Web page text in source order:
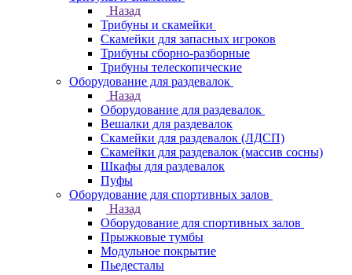
Назад
Трибуны и скамейки
Скамейки для запасных игроков
Трибуны сборно-разборные
Трибуны телескопические
Оборудование для раздевалок
Назад
Оборудование для раздевалок
Вешалки для раздевалок
Скамейки для раздевалок (ЛДСП)
Скамейки для раздевалок (массив сосны)
Шкафы для раздевалок
Пуфы
Оборудование для спортивных залов
Назад
Оборудование для спортивных залов
Прыжковые тумбы
Модульное покрытие
Пьедесталы